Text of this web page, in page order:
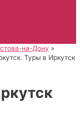
на-Дону
Туры в Иркутск